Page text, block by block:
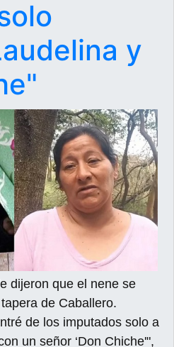
y
dijeron que el nene se
de Caballero.
de los imputados solo a
un señor ‘Don Chiche'",